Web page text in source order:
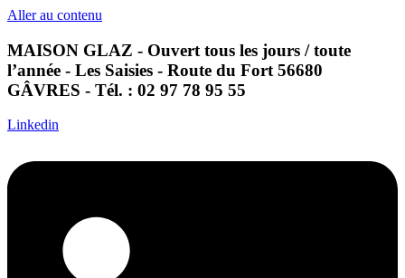
Aller au contenu
MAISON GLAZ - Ouvert tous les jours / toute
l’année - Les Saisies - Route du Fort 56680
GÂVRES - Tél. : 02 97 78 95 55
Linkedin